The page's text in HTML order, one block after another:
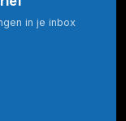
in je inbox